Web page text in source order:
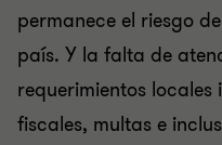
permanece el riesgo
país. Y la falta de
requerimientos
fiscales, multas e